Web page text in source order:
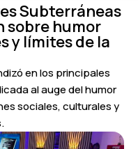
Subterráneas
sobre humor
y límites de la
en los principales
al auge del humor
sociales, culturales y